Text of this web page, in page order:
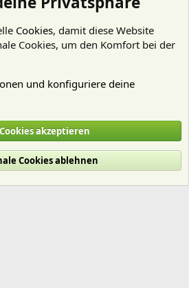
Hilfe und Impressum
Cookies, damit diese Website
Cookies, um den Komfort bei der
und konfiguriere deine
akzeptieren
Cookies ablehnen